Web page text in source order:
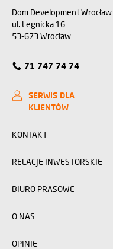
Dom Development Wrocław
ul. Legnicka 16
53-673 Wrocław
71 747 74 74
SERWIS DLA
KLIENTÓW
KONTAKT
RELACJE INWESTORSKIE
BIURO PRASOWE
O NAS
OPINIE